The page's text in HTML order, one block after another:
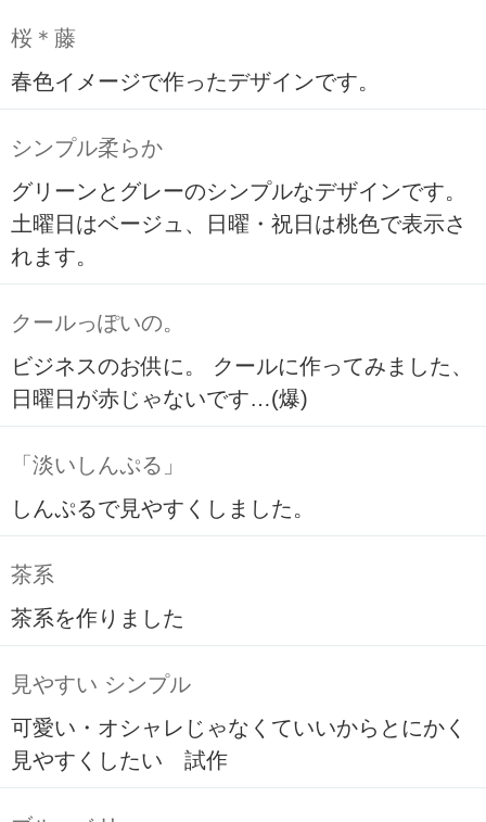
桜＊藤
春色イメージで作ったデザインです。
シンプル柔らか
グリーンとグレーのシンプルなデザインです。
土曜日はベージュ、日曜・祝日は桃色で表示さ
れます。
クールっぽいの。
ビジネスのお供に。 クールに作ってみました、
日曜日が赤じゃないです…(爆)
「淡いしんぷる」
しんぷるで見やすくしました。
茶系
茶系を作りました
見やすい シンプル
可愛い・オシャレじゃなくていいからとにかく
見やすくしたい 試作